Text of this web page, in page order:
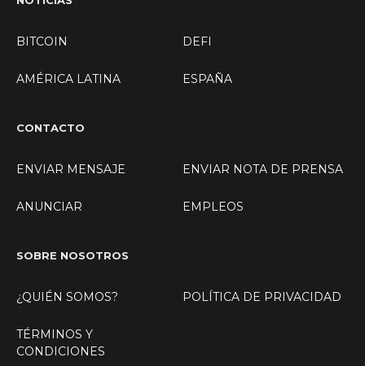
BITCOIN DEFI
AMÉRICA LATINA ESPAÑA
CONTACTO
ENVIAR MENSAJE ENVIAR NOTA DE PRENSA
ANUNCIAR EMPLEOS
SOBRE NOSOTROS
¿QUIÉN SOMOS? POLÍTICA DE PRIVACIDAD
TÉRMINOS Y
CONDICIONES